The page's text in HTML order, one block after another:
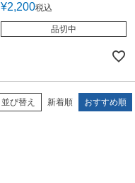
¥2,200税込
品切中
並び替え 新着順 おすすめ順